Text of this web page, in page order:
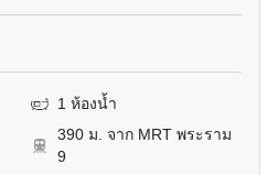
1 ห้องน้ำ
390 ม. จาก MRT พระราม
9